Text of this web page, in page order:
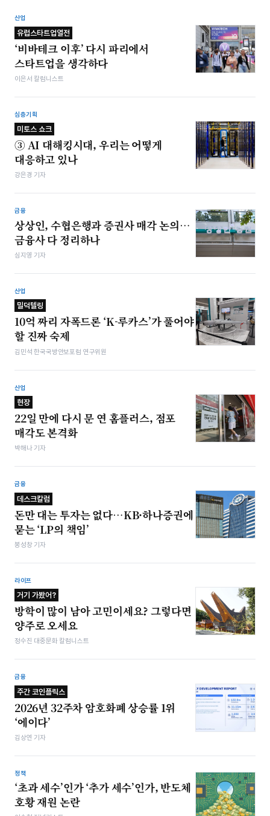
산업
유럽스타트업열전
‘비바테크 이후’ 다시 파리에서
스타트업을 생각하다
이은서 칼럼니스트
심층기획
미토스 쇼크
③ AI 대해킹시대, 우리는 어떻게
대응하고 있나
강은경 기자
금융
상상인, 수협은행과 증권사 매각 논의…
금융사 다 정리하나
심지영 기자
산업
밀덕텔링
10억 짜리 자폭드론 ‘K-루카스’가 풀어야
할 진짜 숙제
김민석 한국국방안보포럼 연구위원
산업
현장
22일 만에 다시 문 연 홈플러스, 점포
매각도 본격화
박해나 기자
금융
데스크칼럼
돈만 대는 투자는 없다…KB·하나증권에
묻는 ‘LP의 책임’
봉성창 기자
라이프
거기 가봤어?
방학이 많이 남아 고민이세요? 그렇다면
양주로 오세요
정수진 대중문화 칼럼니스트
금융
주간 코인플릭스
2026년 32주차 암호화폐 상승률 1위
‘에이다’
김상연 기자
정책
‘초과 세수’인가 ‘추가 세수’인가, 반도체
호황 재원 논란